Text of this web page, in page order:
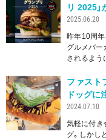
リ 2025」
2025.06.20
昨年10周年
グルメバー
されるよう
ファスト
ドッグに
2024.07.10
気軽に付き
グ。しかし